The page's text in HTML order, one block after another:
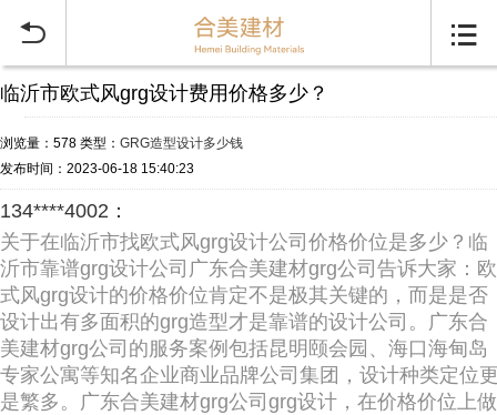
 
临沂市欧式风grg设计费用价格多少？
浏览量：578 类型： GRG造型设计多少钱
发布时间：2023-06-18 15:40:23
134****4002：
关于在临沂市找欧式风grg设计公司价格价位是多少？临
沂市靠谱grg设计公司广东合美建材grg公司告诉大家：欧
式风grg设计的价格价位肯定不是极其关键的，而是是否
设计出有多面积的grg造型才是靠谱的设计公司。广东合
美建材grg公司的服务案例包括昆明颐会园、海口海甸岛
专家公寓等知名企业商业品牌公司集团，设计种类定位
是繁多。广东合美建材grg公司grg设计，在价格价位上做